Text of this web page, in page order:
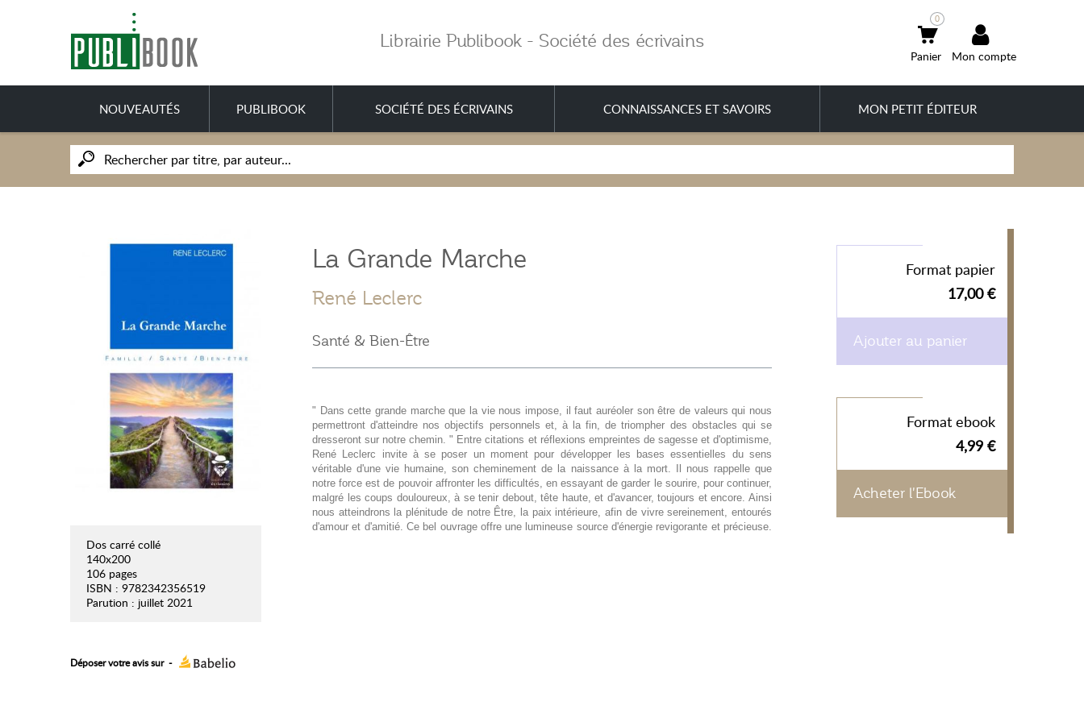
Librairie Publibook - Société des écrivains
Mon compte
0
NOUVEAUTÉS PUBLIBOOK SOCIÉTÉ DES ÉCRIVAINS CONNAISSANCES ET SAVOIRS MON PETIT ÉDITEUR
Dos carré collé
140x200
106 pages
ISBN : 9782342356519
Parution : juillet 2021
Déposer votre avis sur -
La Grande Marche
René Leclerc
Santé & Bien-Être
" Dans cette grande marche que la vie nous impose, il faut auréoler son être de valeurs qui nous
permettront d'atteindre nos objectifs personnels et, à la fin, de triompher des obstacles qui se
dresseront sur notre chemin. " Entre citations et réflexions empreintes de sagesse et d'optimisme,
René Leclerc invite à se poser un moment pour développer les bases essentielles du sens
véritable d'une vie humaine, son cheminement de la naissance à la mort. Il nous rappelle que
notre force est de pouvoir affronter les difficultés, en essayant de garder le sourire, pour continuer,
malgré les coups douloureux, à se tenir debout, tête haute, et d'avancer, toujours et encore. Ainsi
nous atteindrons la plénitude de notre Être, la paix intérieure, afin de vivre sereinement, entourés
d'amour et d'amitié. Ce bel ouvrage offre une lumineuse source d'énergie revigorante et précieuse.
Format papier
17,00 €
Ajouter au panier
Format ebook
4,99 €
Acheter l'Ebook